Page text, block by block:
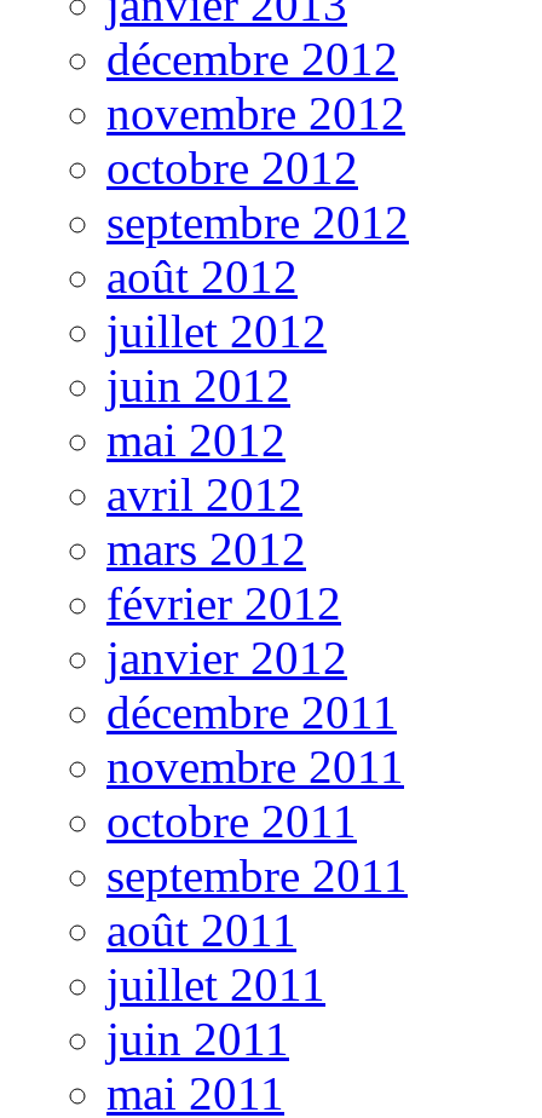
décembre 2012
novembre 2012
octobre 2012
septembre 2012
août 2012
juillet 2012
juin 2012
mai 2012
avril 2012
mars 2012
février 2012
janvier 2012
décembre 2011
novembre 2011
octobre 2011
septembre 2011
août 2011
juillet 2011
juin 2011
mai 2011